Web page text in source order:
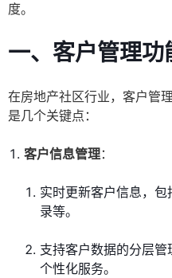
度。
一、客户管理功
在房地产社区行业，客户管
是几个关键点：
客户信息管理：
实时更新客户信息，
录等。
支持客户数据的分层
个性化服务。